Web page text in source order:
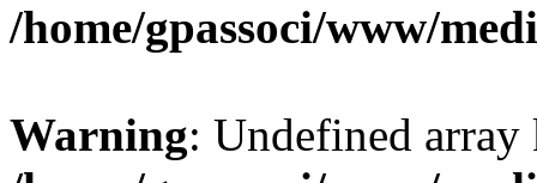
/home/gpassoci/www/
Warning: Undefined